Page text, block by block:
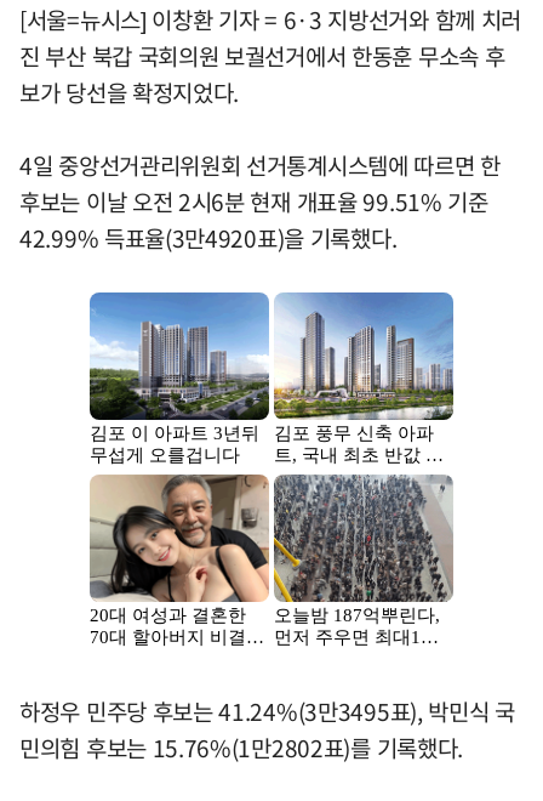
[서울=뉴시스] 이창환 기자 = 6·3 지방선거와 함께 치러
진 부산 북갑 국회의원 보궐선거에서 한동훈 무소속 후
보가 당선을 확정지었다.
4일 중앙선거관리위원회 선거통계시스템에 따르면 한
후보는 이날 오전 2시6분 현재 개표율 99.51% 기준
42.99% 득표율(3만4920표)을 기록했다.
하정우 민주당 후보는 41.24%(3만3495표), 박민식 국
민의힘 후보는 15.76%(1만2802표)를 기록했다.